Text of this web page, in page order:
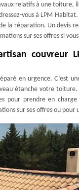
relatifs à une toiture,
vous à LPM
la réparation. Un devis
sur ses offres si
en urgence. C’est
étanche votre
pour prendre en
sur ses offres ou pour